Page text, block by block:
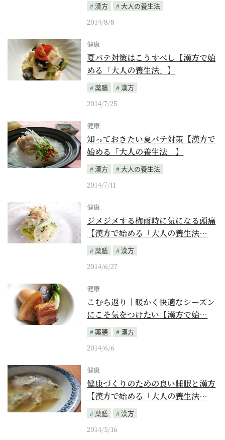
漢方
大人の養生法
2014/8/8
健康
夏バテ対策はこうすべし【漢方で始
める「大人の養生法」】
薬膳
漢方
2014/7/25
健康
知っておきたい夏バテ対策【漢方で
始める「大人の養生法」】
漢方
大人の養生法
2014/7/11
健康
ジメジメする梅雨時に気になる頭痛
【漢方で始める「大人の養生法…
薬膳
漢方
2014/6/27
健康
こむら返り｜暖かく快適なシーズン
にこそ気をつけたい【漢方で始…
薬膳
漢方
2014/6/6
健康
健康づくりのための良い睡眠と漢方
【漢方で始める「大人の養生法…
薬膳
漢方
2014/5/16